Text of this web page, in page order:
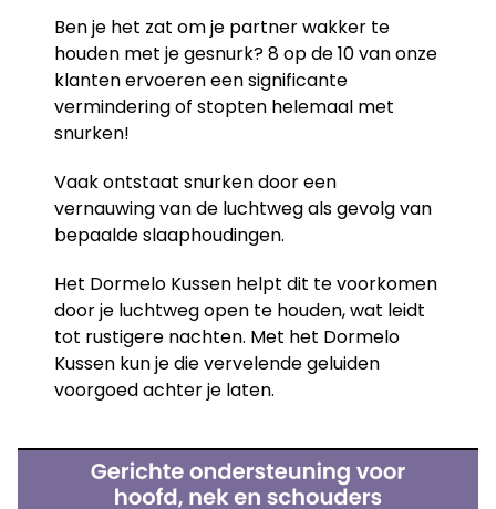
Ben je het zat om je partner wakker te
houden met je gesnurk? 8 op de 10 van onze
klanten ervoeren een significante
vermindering of stopten helemaal met
snurken!
Vaak ontstaat snurken door een
vernauwing van de luchtweg als gevolg van
bepaalde slaaphoudingen.
Het Dormelo Kussen helpt dit te voorkomen
door je luchtweg open te houden, wat leidt
tot rustigere nachten. Met het Dormelo
Kussen kun je die vervelende geluiden
voorgoed achter je laten.